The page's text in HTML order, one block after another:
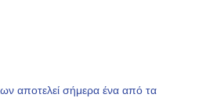
αποτελεί σήμερα ένα από τα